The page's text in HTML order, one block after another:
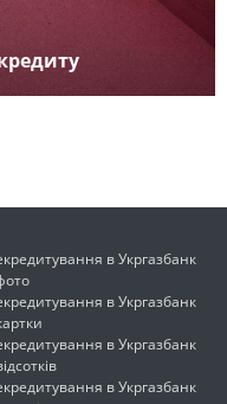
в Укргазбанк
в Укргазбанк
в Укргазбанк
в Укргазбанк